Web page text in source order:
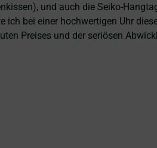
und auch die Seiko-
bei einer hochwertigen Uhr
Preises und der seriösen